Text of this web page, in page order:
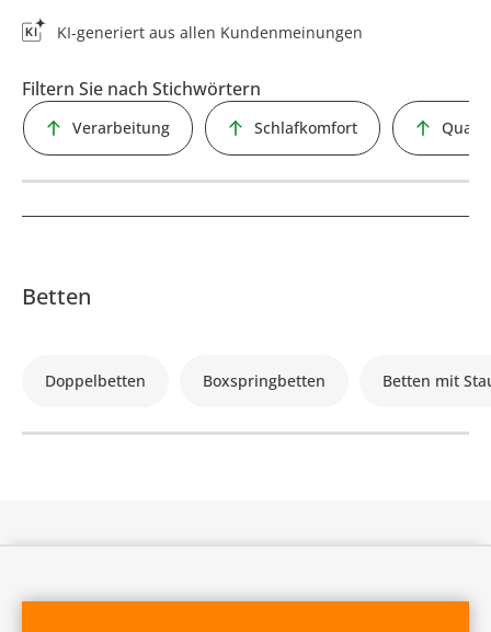
KI-generiert aus allen Kundenmeinungen
Filtern Sie nach Stichwörtern
Verarbeitung Schlafkomfort
Betten
Doppelbetten Boxspringbetten Betten mit